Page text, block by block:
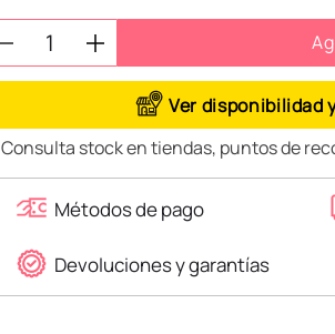
Ver disponibilidad
Consulta stock en tiendas, puntos de
Métodos de pago
Devoluciones y garantías